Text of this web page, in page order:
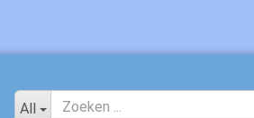
All